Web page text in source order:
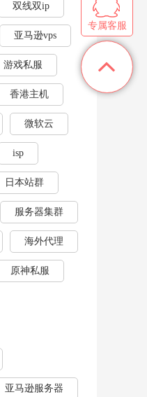
双线双ip
亚马逊vps
游戏私服
香港主机
微软云
isp
日本站群
服务器集群
海外代理
原神私服
亚马逊服务器
专属客服